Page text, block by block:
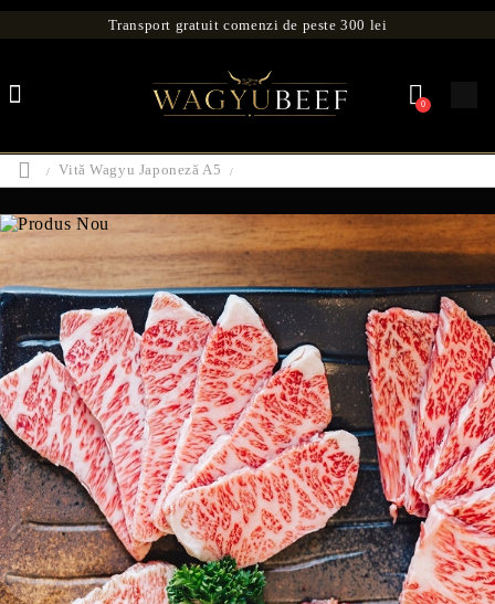
Transport gratuit comenzi de peste 300 lei
0
Vită Wagyu Japoneză A5